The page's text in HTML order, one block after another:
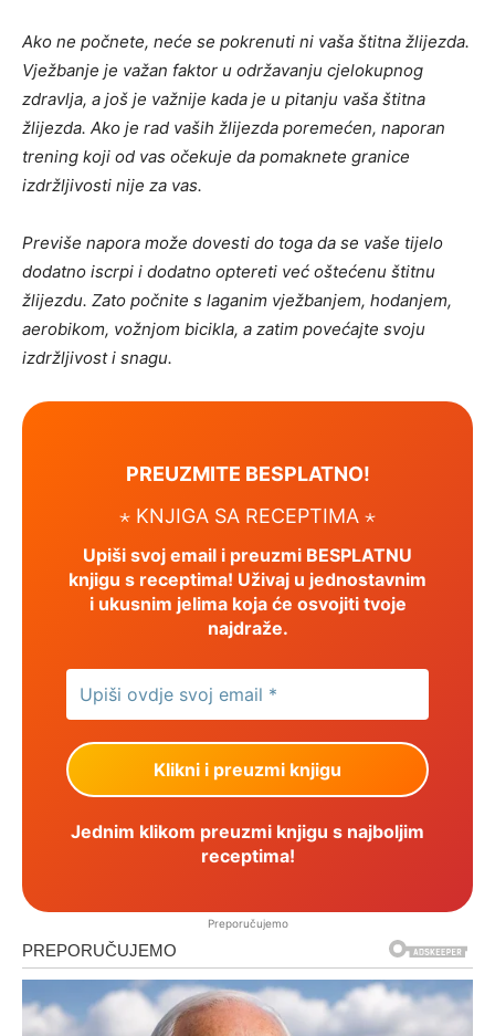
Ako ne počnete, neće se pokrenuti ni vaša štitna žlijezda.
Vježbanje je važan faktor u održavanju cjelokupnog
zdravlja, a još je važnije kada je u pitanju vaša štitna
žlijezda. Ako je rad vaših žlijezda poremećen, naporan
trening koji od vas očekuje da pomaknete granice
izdržljivosti nije za vas.
Previše napora može dovesti do toga da se vaše tijelo
dodatno iscrpi i dodatno optereti već oštećenu štitnu
žlijezdu. Zato počnite s laganim vježbanjem, hodanjem,
aerobikom, vožnjom bicikla, a zatim povećajte svoju
izdržljivost i snagu.
PREUZMITE BESPLATNO!
⋆ KNJIGA SA RECEPTIMA ⋆
Upiši svoj email i preuzmi BESPLATNU
knjigu s receptima! Uživaj u jednostavnim
i ukusnim jelima koja će osvojiti tvoje
najdraže.
Jednim klikom preuzmi knjigu s najboljim
receptima!
Preporučujemo